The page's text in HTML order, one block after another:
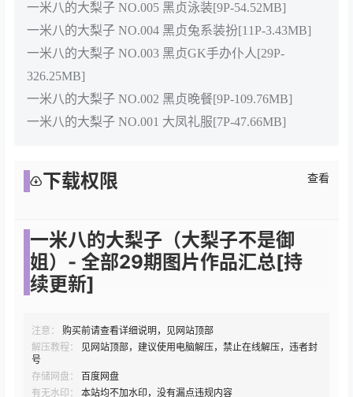
一米八的大梨子 NO.005 黑贞泳装[9P-54.52MB]
一米八的大梨子 NO.004 黑贞兔系装扮[11P-3.43MB]
一米八的大梨子 NO.003 黑贞GK手办仆人[29P-
326.25MB]
一米八的大梨子 NO.002 黑贞晚餐[9P-109.76MB]
一米八的大梨子 NO.001 大凤礼服[7P-47.66MB]
下载权限 查看
一米八的大梨子（大梨子不是御
姐）- 全部29期图片作品汇总[持
续更新]
注意：
购买前请查看详细说明，见网站顶部
解压教程：
见网站顶部，建议使用电脑解压，禁止在线解压，违者封
号
存储网盘：
百度网盘
有无水印：
本站均不加水印，没有漏点违规内容